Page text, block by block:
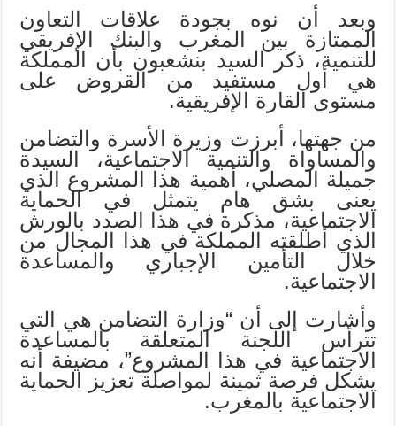
وبعد أن نوه بجودة علاقات التعاون
الممتازة بين المغرب والبنك الإفريقي
للتنمية، ذكر السيد بنشعبون بأن المملكة
هي أول مستفيد من القروض على
مستوى القارة الإفريقية.
من جهتها، أبرزت وزيرة الأسرة والتضامن
والمساواة والتنمية الاجتماعية، السيدة
جميلة المصلي، أهمية هذا المشروع الذي
يعنى بشق هام يتمثل في الحماية
الاجتماعية، مذكرة في هذا الصدد بالورش
الذي أطلقته المملكة في هذا المجال من
خلال التأمين الإجباري والمساعدة
الاجتماعية.
وأشارت إلى أن “وزارة التضامن هي التي
تترأس اللجنة المتعلقة بالمساعدة
الاجتماعية في هذا المشروع”، مضيفة أنه
يشكل فرصة ثمينة لمواصلة تعزيز الحماية
الاجتماعية بالمغرب.